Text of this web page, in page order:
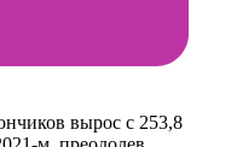
вырос с 253,8